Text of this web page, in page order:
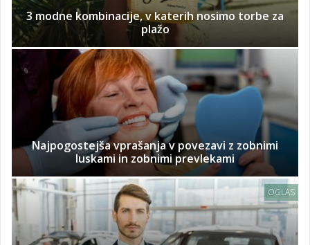
3 modne kombinacije, v katerih nosimo torbe za
plažo
Najpogostejša vprašanja v povezavi z zobnimi
luskami in zobnimi prevlekami
OGLAS